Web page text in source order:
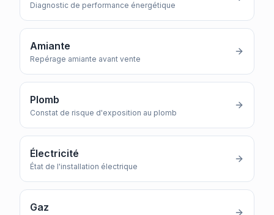
Diagnostic de performance énergétique
Amiante
Repérage amiante avant vente
Plomb
Constat de risque d'exposition au plomb
Électricité
État de l'installation électrique
Gaz